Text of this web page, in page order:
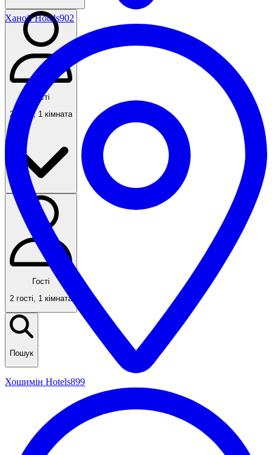
Гості
2 гості , 1 кімната
Гості
2 гості, 1 кімната
Пошук
Ханой Hotels902
Хошимін Hotels899